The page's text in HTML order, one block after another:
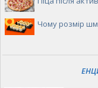
Чому розмір